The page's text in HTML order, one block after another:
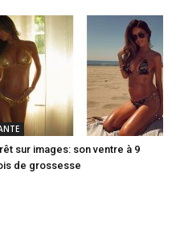
sur images: son ventre à 9
de grossesse